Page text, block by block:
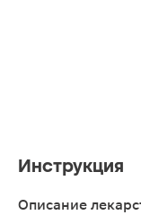
Инструкция
Описание